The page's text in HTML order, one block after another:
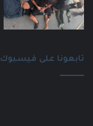
تابعونا على فيسبوك